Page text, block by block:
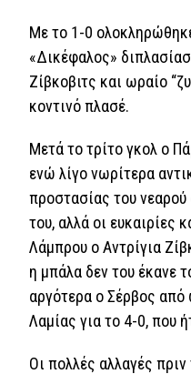
Με το 1-0
«Δικέφαλος»
Ζίβκοβιτς και ωραίο
κοντινό πλασέ.
Μετά το τρίτο γκολ ο
ενώ λίγο νωρίτερα
προστασίας του νεαρού
του, αλλά οι ευκαιρίες
Λάμπρου ο Αντρίγια
η μπάλα δεν του έκανε
αργότερα ο Σέρβος από
Λαμίας για το 4-0, που
Οι πολλές αλλαγές